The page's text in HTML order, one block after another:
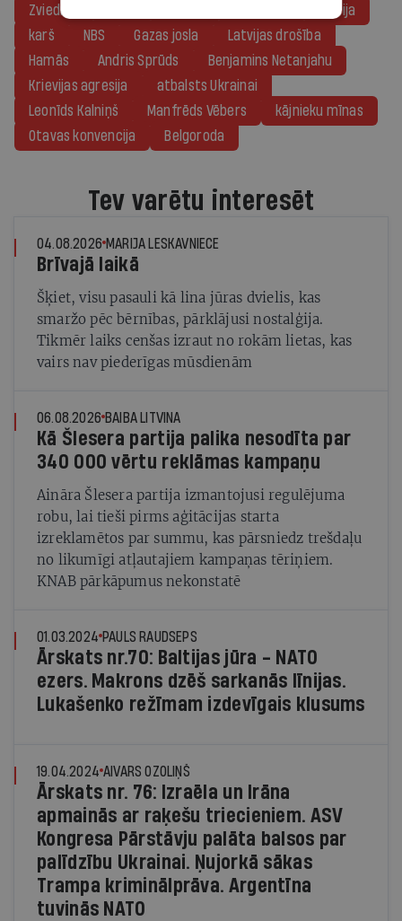
Zviedrija
Baltija
karš
NBS Gazas josla
Latvijas drošība
Hamās
Andris Sprūds
Benjamins Netanjahu
Krievijas agresija
atbalsts Ukrainai
Leonīds Kalniņš
Manfrēds Vēbers
kājnieku mīnas
Otavas konvencija
Belgoroda
Tev varētu interesēt
04.08.2026 MARIJA LESKAVNIECE
Brīvajā laikā
Šķiet, visu pasauli kā lina jūras dvielis, kas
smaržo pēc bērnības, pārklājusi nostalģija.
Tikmēr laiks cenšas izraut no rokām lietas, kas
vairs nav piederīgas mūsdienām
06.08.2026 BAIBA LITVINA
Kā Šlesera partija palika nesodīta par
340 000 vērtu reklāmas kampaņu
Aināra Šlesera partija izmantojusi regulējuma
robu, lai tieši pirms aģitācijas starta
izreklamētos par summu, kas pārsniedz trešdaļu
no likumīgi atļautajiem kampaņas tēriņiem.
KNAB pārkāpumus nekonstatē
01.03.2024 PAULS RAUDSEPS
Ārskats nr.70: Baltijas jūra - NATO
ezers. Makrons dzēš sarkanās līnijas.
Lukašenko režīmam izdevīgais klusums
19.04.2024 AIVARS OZOLIŅŠ
Ārskats nr. 76: Izraēla un Irāna
apmainās ar raķešu triecieniem. ASV
Kongresa Pārstāvju palāta balsos par
palīdzību Ukrainai. Ņujorkā sākas
Trampa kriminālprāva. Argentīna
tuvinās NATO